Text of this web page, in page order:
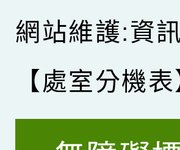
網站維護:資
【處室分機表